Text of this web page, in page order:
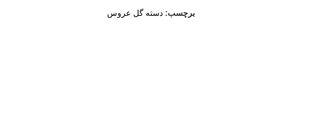
برچسب: دسته گل عروس